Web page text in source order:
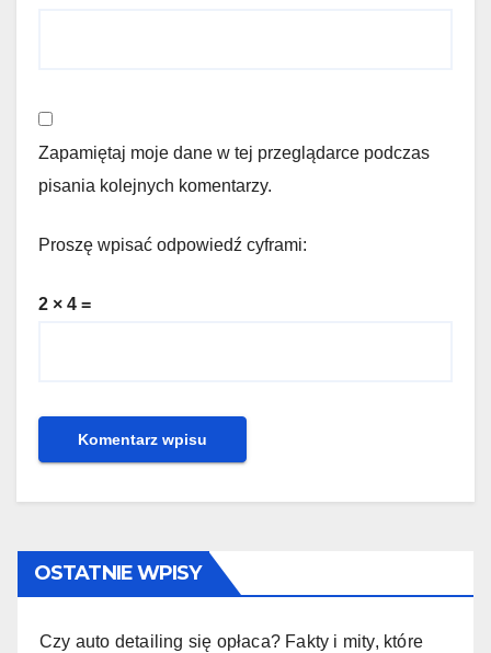
Zapamiętaj moje dane w tej przeglądarce podczas
pisania kolejnych komentarzy.
Proszę wpisać odpowiedź cyframi:
2 × 4 =
OSTATNIE WPISY
Czy auto detailing się opłaca? Fakty i mity, które